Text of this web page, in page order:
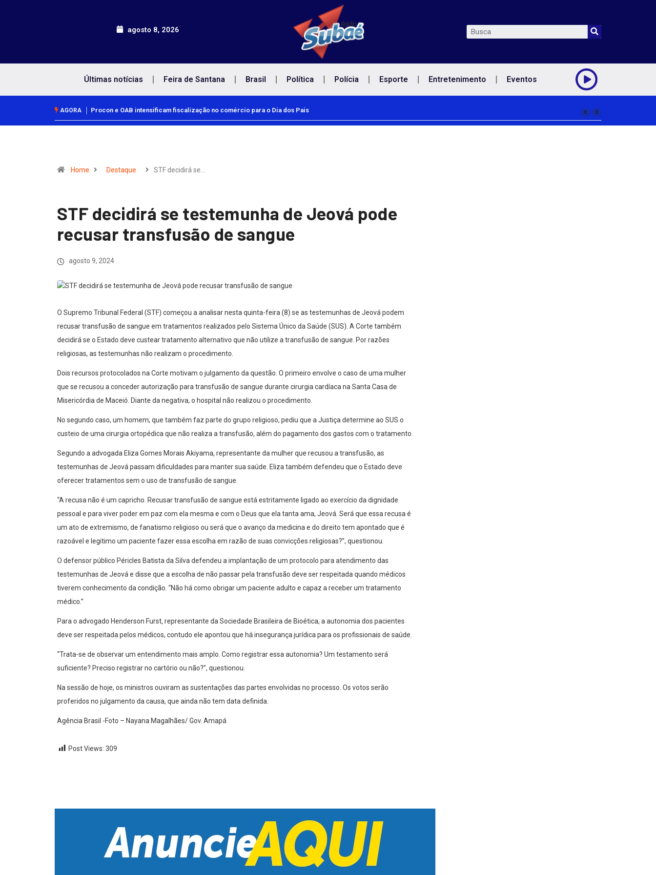
agosto 8, 2026
Últimas notícias Feira de Santana Brasil Política Polícia Esporte Entretenimento Eventos
AGORA Procon e OAB intensificam fiscalização no comércio para o Dia dos Pais
Home Destaque STF decidirá se…
STF decidirá se testemunha de Jeová pode
recusar transfusão de sangue
agosto 9, 2024
O Supremo Tribunal Federal (STF) começou a analisar nesta quinta-feira (8) se as testemunhas de Jeová podem
recusar transfusão de sangue em tratamentos realizados pelo Sistema Único da Saúde (SUS). A Corte também
decidirá se o Estado deve custear tratamento alternativo que não utilize a transfusão de sangue. Por razões
religiosas, as testemunhas não realizam o procedimento.
Dois recursos protocolados na Corte motivam o julgamento da questão. O primeiro envolve o caso de uma mulher
que se recusou a conceder autorização para transfusão de sangue durante cirurgia cardíaca na Santa Casa de
Misericórdia de Maceió. Diante da negativa, o hospital não realizou o procedimento.
No segundo caso, um homem, que também faz parte do grupo religioso, pediu que a Justiça determine ao SUS o
custeio de uma cirurgia ortopédica que não realiza a transfusão, além do pagamento dos gastos com o tratamento.
Segundo a advogada Eliza Gomes Morais Akiyama, representante da mulher que recusou a transfusão, as
testemunhas de Jeová passam dificuldades para manter sua saúde. Eliza também defendeu que o Estado deve
oferecer tratamentos sem o uso de transfusão de sangue.
“A recusa não é um capricho. Recusar transfusão de sangue está estritamente ligado ao exercício da dignidade
pessoal e para viver poder em paz com ela mesma e com o Deus que ela tanta ama, Jeová. Será que essa recusa é
um ato de extremismo, de fanatismo religioso ou será que o avanço da medicina e do direito tem apontado que é
razoável e legitimo um paciente fazer essa escolha em razão de suas convicções religiosas?”, questionou.
O defensor público Péricles Batista da Silva defendeu a implantação de um protocolo para atendimento das
testemunhas de Jeová e disse que a escolha de não passar pela transfusão deve ser respeitada quando médicos
tiverem conhecimento da condição. “Não há como obrigar um paciente adulto e capaz a receber um tratamento
médico.”
Para o advogado Henderson Furst, representante da Sociedade Brasileira de Bioética, a autonomia dos pacientes
deve ser respeitada pelos médicos, contudo ele apontou que há insegurança jurídica para os profissionais de saúde.
“Trata-se de observar um entendimento mais amplo. Como registrar essa autonomia? Um testamento será
suficiente? Preciso registrar no cartório ou não?”, questionou.
Na sessão de hoje, os ministros ouviram as sustentações das partes envolvidas no processo. Os votos serão
proferidos no julgamento da causa, que ainda não tem data definida.
Agência Brasil -Foto – Nayana Magalhães/ Gov. Amapá
Post Views: 309